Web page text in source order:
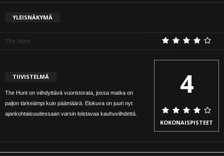
YLEISNÄKYMÄ
The Hunt
TIIVISTELMÄ
The Hunt on viihdyttävä vuoristorata, jossa matka on
paljon tärkeämpi kuin päämäärä. Elokuva on juuri nyt
ajankohtaisuudessaan varsin loistavaa kauhuviihdettä.
4
KOKONAISPISTEET